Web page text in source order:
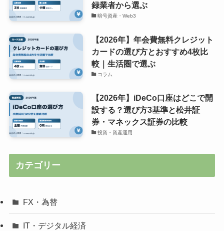
録業者から選ぶ
暗号資産・Web3
【2026年】年会費無料クレジット
カードの選び方とおすすめ4枚比
較｜生活圏で選ぶ
コラム
【2026年】iDeCo口座はどこで開
設する？選び方3基準と松井証
券・マネックス証券の比較
投資・資産運用
カテゴリー
FX・為替
IT・デジタル経済